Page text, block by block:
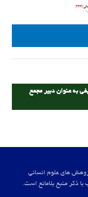
به عنوان دبیر مجمع
های علوم انسانی
ذکر منبع بلامانع است.